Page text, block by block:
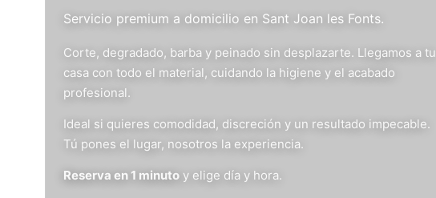
Servicio premium a domicilio en Sant Joan les Fonts.
Corte, degradado, barba y peinado sin desplazarte. Llegamos a tu
casa con todo el material, cuidando la higiene y el acabado
profesional.
Ideal si quieres comodidad, discreción y un resultado impecable.
Tú pones el lugar, nosotros la experiencia.
Reserva en 1 minuto y elige día y hora.